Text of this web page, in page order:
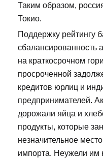
Таким образом,
Токио.
Поддержку рейтингу
сбалансированность
на краткосрочном
просроченной
кредитов юрлиц и
предпринимателей.
дорожали яйца и
продукты, которые
незначительное
импорта. Неужели им